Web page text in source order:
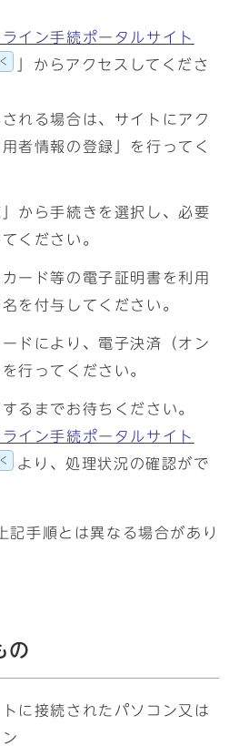
イン手続ポータルサイト
」からアクセスしてくださ
される場合は、サイトにアク
者情報の登録」を行ってく
」から手続きを選択し、必要
ください。
ード等の電子証明書を利用
を付与してください。
ドにより、電子決済（オン
行ってください。
るまでお待ちください。
イン手続ポータルサイト
より、処理状況の確認がで
記手順とは異なる場合があり
の
に接続されたパソコン又は